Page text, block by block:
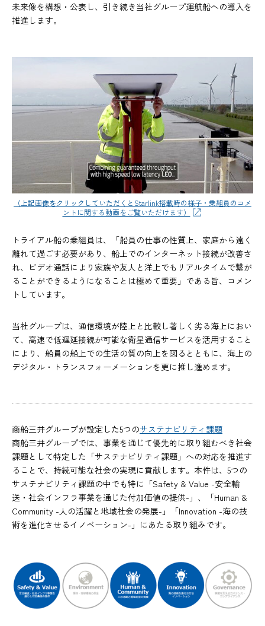
未来像を構想・公表し、引き続き当社グループ運航船への導入を
推進します。
（上記画像をクリックしていただくとStarlink搭載時の様子・乗組員のコメ
ントに関する動画をご覧いただけます）
トライアル船の乗組員は、「船員の仕事の性質上、家庭から遠く
離れて過ごす必要があり、船上でのインターネット接続が改善さ
れ、ビデオ通話により家族や友人と洋上でもリアルタイムで繋が
ることができるようになることは極めて重要」である旨、コメン
トしています。
当社グループは、通信環境が陸上と比較し著しく劣る海上におい
て、高速で低遅延接続が可能な衛星通信サービスを活用すること
により、船員の船上での生活の質の向上を図るとともに、海上の
デジタル・トランスフォーメーションを更に推し進めます。
商船三井グループが設定した5つのサステナビリティ課題
商船三井グループでは、事業を通じて優先的に取り組むべき社会
課題として特定した「サステナビリティ課題」への対応を推進す
ることで、持続可能な社会の実現に貢献します。本件は、5つの
サステナビリティ課題の中でも特に「Safety & Value -安全輸
送・社会インフラ事業を通じた付加価値の提供-」、「Human &
Community -人の活躍と地域社会の発展-」「Innovation -海の技
術を進化させるイノベーション-」にあたる取り組みです。